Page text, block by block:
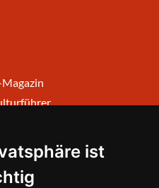
ist